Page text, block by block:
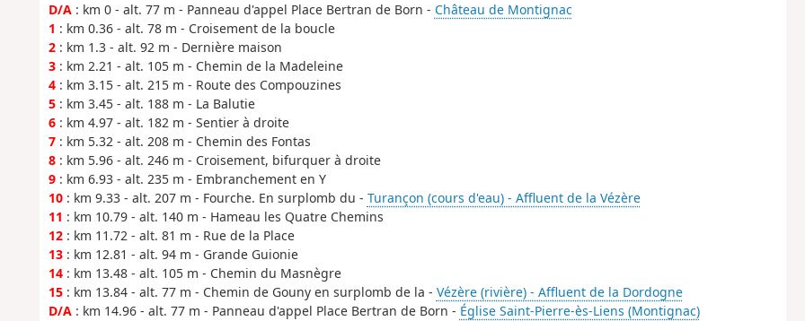
D/A: km 0 - alt. 77 m - Panneau d'appel Place Bertran de Born - Château de Montignac
1 : km 0.36 - alt. 78 m - Croisement de la boucle
2: km 1.3 - alt. 92 m - Dernière maison
3: km 2.21 - alt. 105 m - Chemin de la Madeleine
4: km 3.15 - alt. 215 m - Route des Compouzines
5: km 3.45 - alt. 188 m - La Balutie
6: km 4.97 - alt. 182 m - Sentier à droite
7: km 5.32 - alt. 208 m - Chemin des Fontas
8: km 5.96 - alt. 246 m - Croisement, bifurquer à droite
9: km 6.93 - alt. 235 m - Embranchement en Y
10: km 9.33 - alt. 207 m - Fourche. En surplomb du - Turançon (cours d'eau) - Affluent de la Vézère
11 : km 10.79 - alt. 140 m - Hameau les Quatre Chemins
12: km 11.72 - alt. 81 m - Rue de la Place
13: km 12.81 - alt. 94 m - Grande Guionie
14: km 13.48 - alt. 105 m - Chemin du Masnègre
15: km 13.84 - alt. 77 m - Chemin de Gouny en surplomb de la - Vézère (rivière) - Affluent de la Dordogne
D/A: km 14.96 - alt. 77 m - Panneau d'appel Place Bertran de Born - Église Saint-Pierre-ès-Liens (Montignac)